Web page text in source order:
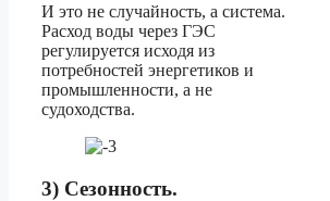
И это не случайность, а система.
Расход воды через ГЭС
регулируется исходя из
потребностей энергетиков и
промышленности, а не
судоходства.
3) Сезонность.